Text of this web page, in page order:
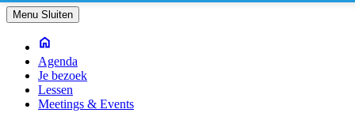
Menu Sluiten
Agenda
Je bezoek
Lessen
Meetings & Events